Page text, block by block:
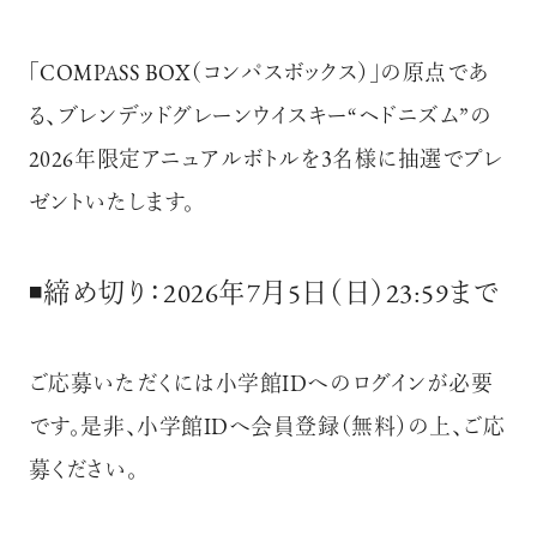
「COMPASS BOX（コンパスボックス）」の原点であ
る、ブレンデッドグレーンウイスキー“ヘドニズム”の
2026年限定アニュアルボトルを3名様に抽選でプレ
ゼントいたします。
◾️締め切り：2026年7月5日（日）23:59まで
ご応募いただくには小学館IDへのログインが必要
です。是非、小学館IDへ会員登録（無料）の上、ご応
募ください。